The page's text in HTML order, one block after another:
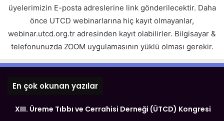
üyelerimizin E-posta adreslerine link gönderilecektir. Daha
önce UTCD webinarlarına hiç kayıt olmayanlar,
webinar.utcd.org.tr adresinden kayıt olabilirler. Bilgisayar &
telefonunuzda ZOOM uygulamasının yüklü olması gerekir.
En çok okunan yazılar
XIII. Üreme Tıbbı ve Cerrahisi Derneği (ÜTCD) Kongresi